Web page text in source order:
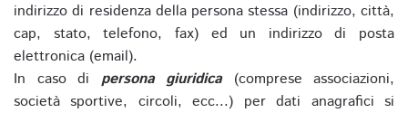
indirizzo di residenza della persona stessa (indirizzo, città,
cap, stato, telefono, fax) ed un indirizzo di posta
elettronica (email).
In caso di persona giuridica(comprese associazioni,
società sportive, circoli, ecc...) per dati anagrafici si